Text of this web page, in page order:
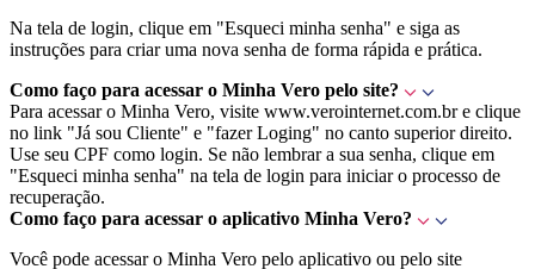
Na tela de login, clique em "Esqueci minha senha" e siga as
instruções para criar uma nova senha de forma rápida e prática.
Como faço para acessar o Minha Vero pelo site?
Para acessar o Minha Vero, visite www.verointernet.com.br e clique
no link "Já sou Cliente" e "fazer Loging" no canto superior direito.
Use seu CPF como login. Se não lembrar a sua senha, clique em
"Esqueci minha senha" na tela de login para iniciar o processo de
recuperação.
Como faço para acessar o aplicativo Minha Vero?
Você pode acessar o Minha Vero pelo aplicativo ou pelo site